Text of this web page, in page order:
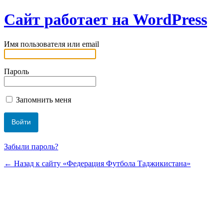
Сайт работает на WordPress
Имя пользователя или email
Пароль
Запомнить меня
Забыли пароль?
← Назад к сайту «Федерация Футбола Таджикистана»